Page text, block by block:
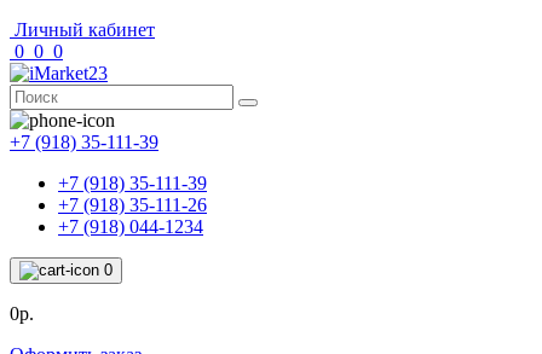
Личный кабинет
0 0 0
+7 (918) 35-111-39
+7 (918) 35-111-39
+7 (918) 35-111-26
+7 (918) 044-1234
0
0р.